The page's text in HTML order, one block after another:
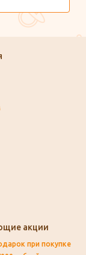
акции
при покупке